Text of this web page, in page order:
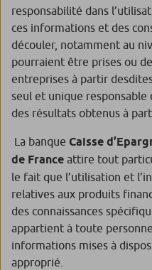
responsabilité dans
ces informations et des
découler, notamment au
pourraient être prises ou
entreprises à partir
seul et unique responsable
des résultats obtenus à
La banque Caisse
de France attire tout
le fait que l’utilisation et
relatives aux produits
des connaissances
appartient à toute
informations mises à
approprié.